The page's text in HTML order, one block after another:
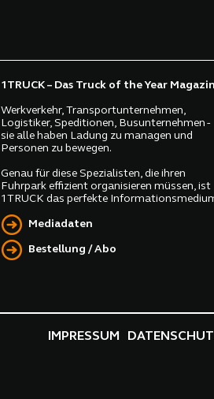
1TRUCK – Das Truck of the Year
Werkverkehr, Transportunternehmen,
Logistiker, Speditionen, Busunternehmen -
sie alle haben Ladung zu managen und
Personen zu bewegen.
Genau für diese Spezialisten, die ihren
Fuhrpark effizient organisieren müssen, ist
1TRUCK das perfekte
Mediadaten
Bestellung / Abo
IMPRESSUM